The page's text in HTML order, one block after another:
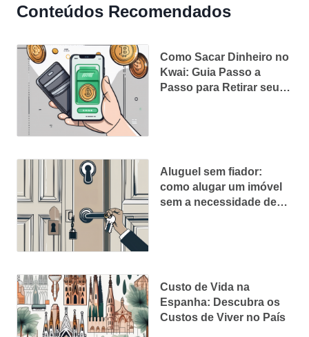
Conteúdos Recomendados
Como Sacar Dinheiro no
Kwai: Guia Passo a
Passo para Retirar seus
Aluguel sem fiador:
como alugar um imóvel
sem a necessidade de
Custo de Vida na
Espanha: Descubra os
Custos de Viver no País